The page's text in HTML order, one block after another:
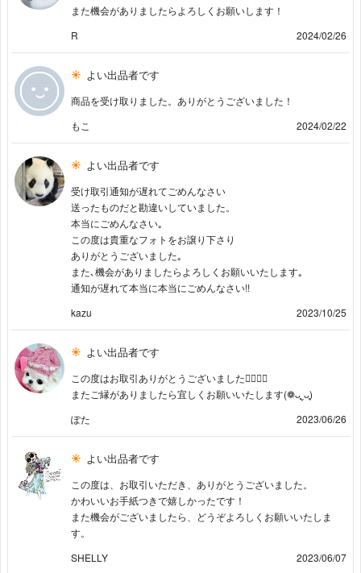
また機会がありましたらよろしくお願いします！
R
2024/02/26
よい出品者です
商品を受け取りました。ありがとうございました！
もこ
2024/02/22
よい出品者です
受け取引通知が遅れてごめんなさい
送ったものだと勘違いしていました。
本当にごめんなさい｡
この度は貴重なフォトをお譲り下さり
ありがとうございました｡
また､機会がありましたらよろしくお願いいたします｡
通知が遅れて本当に本当にごめんなさい!!
kazu
2023/10/25
よい出品者です
この度はお取引ありがとうございました🙇🏻‍♀️✨
またご縁がありましたら宜しくお願いいたします(❁ᴗ͈ˬᴗ͈)
ぽた
2023/06/26
よい出品者です
この度は、お取引いただき、ありがとうございました。
かわいいお手紙つきで嬉しかったです！
また機会がございましたら、どうぞよろしくお願いいたしま
す。
SHELLY
2023/06/07